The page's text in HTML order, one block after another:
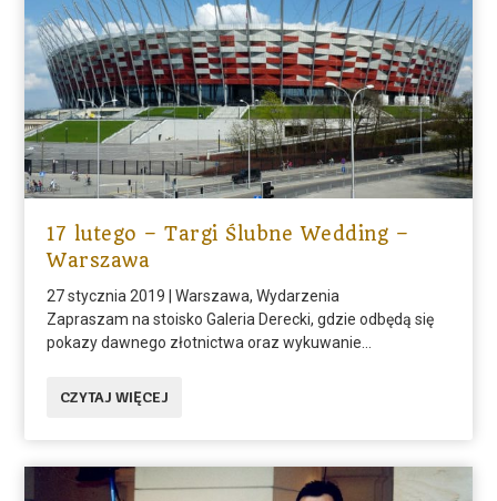
17 lutego – Targi Ślubne Wedding –
Warszawa
27 stycznia 2019 |Warszawa,Wydarzenia
Zapraszam na stoisko Galeria Derecki, gdzie odbędą się
pokazy dawnego złotnictwa oraz wykuwanie...
CZYTAJ WIĘCEJ